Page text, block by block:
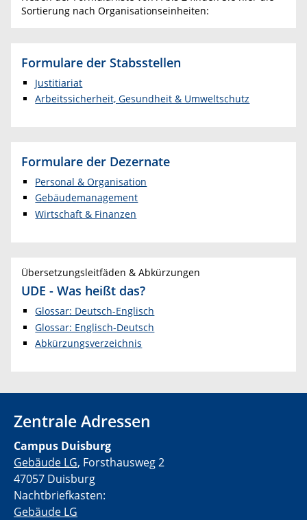
Sortierung nach Organisationseinheiten:
Formulare der Stabsstellen
Justitiariat
Arbeitssicherheit, Gesundheit & Umweltschutz
Formulare der Dezernate
Personal & Organisation
Gebäudemanagement
Wirtschaft & Finanzen
Übersetzungsleitfäden & Abkürzungen
UDE - Was heißt das?
Glossar: Deutsch-Englisch
Glossar: Englisch-Deutsch
Abkürzungsverzeichnis
Zentrale Adressen
Campus Duisburg
Gebäude LG, Forsthausweg 2
47057 Duisburg
Nachtbriefkasten:
Gebäude LG